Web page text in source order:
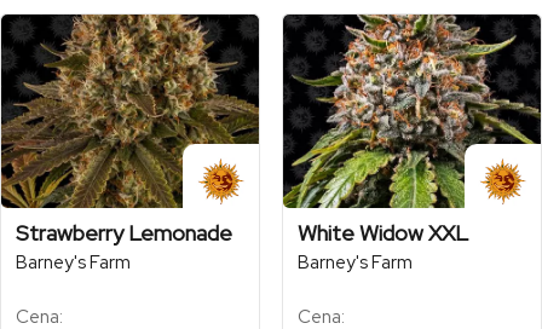
Strawberry Lemonade
Barney's Farm
Cena:
White Widow XXL
Barney's Farm
Cena: